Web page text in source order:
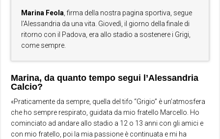
Marina Feola , firma della nostra pagina sportiva, segue
l’Alessandria da una vita. Giovedì, il giorno della finale di
ritorno con il Padova, era allo stadio a sostenere i Grigi,
come sempre.
Marina, da quanto tempo segui l’Alessandria
Calcio?
«Praticamente da sempre, quella del tifo “Grigio” è un’atmosfera
che ho sempre respirato, guidata da mio fratello Marcello. Ho
cominciato ad andare allo stadio a 12 o 13 anni con gli amici e
con mio fratello, poi la mia passione è continuata e mi ha